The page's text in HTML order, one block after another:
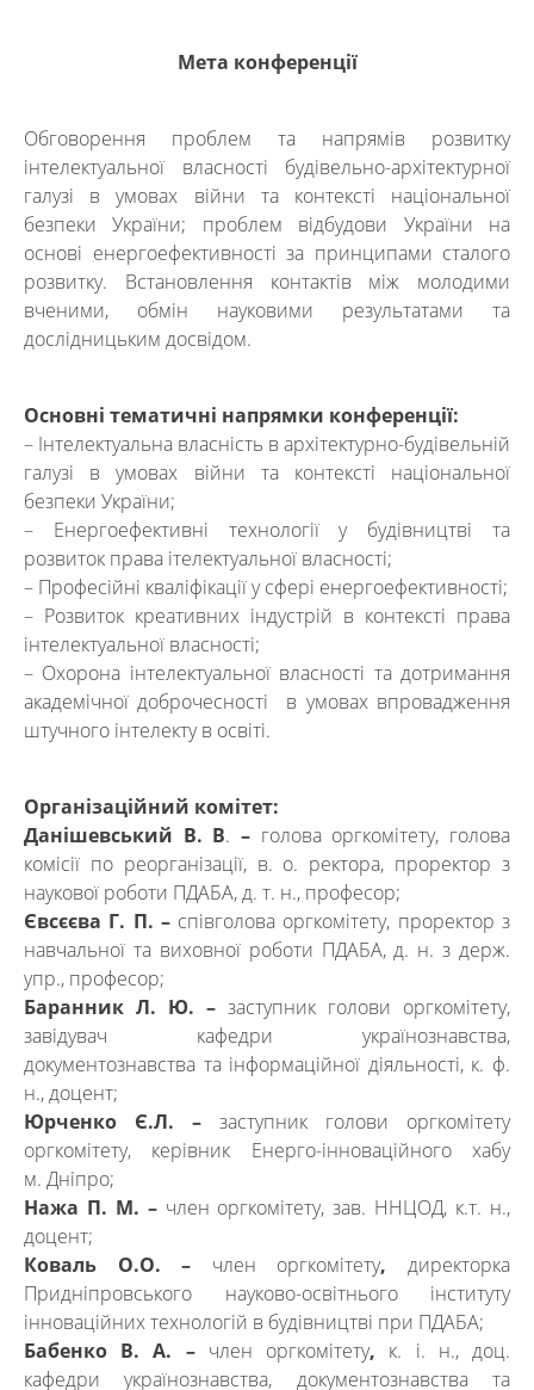
Мета конференції
Обговорення проблем та напрямів розвитку
інтелектуальної власності будівельно-архітектурної
галузі в умовах війни та контексті національної
безпеки України; проблем відбудови України на
основі енергоефективності за принципами сталого
розвитку. Встановлення контактів між молодими
вченими, обмін науковими результатами та
дослідницьким досвідом.
Основні тематичні напрямки конференції:
– Інтелектуальна власність в архітектурно-будівельній
галузі в умовах війни та контексті національної
безпеки України;
– Енергоефективні технології у будівництві та
розвиток права ітелектуальної власності;
– Професійні кваліфікації у сфері енергоефективності;
– Розвиток креативних індустрій в контексті права
інтелектуальної власності;
– Охорона інтелектуальної власності та дотримання
академічної доброчесності в умовах впровадження
штучного інтелекту в освіті.
Організаційний комітет:
Данішевський В. В. – голова оргкомітету, голова
комісії по реорганізації, в. о. ректора, проректор з
наукової роботи ПДАБА, д. т. н., професор;
Євсєєва Г. П. – співголова оргкомітету, проректор з
навчальної та виховної роботи ПДАБА, д. н. з держ.
упр., професор;
Баранник Л. Ю. – заступник голови оргкомітету,
завідувач кафедри українознавства,
документознавства та інформаційної діяльності, к. ф.
н., доцент;
Юрченко Є.Л. – заступник голови оргкомітету
оргкомітету, керівник Енерго-інноваційного хабу
м. Дніпро;
Нажа П. М. – член оргкомітету, зав. ННЦОД, к.т. н.,
доцент;
Коваль О.О. – член оргкомітету, директорка
Придніпровського науково-освітнього інституту
інноваційних технологій в будівництві при ПДАБА;
Бабенко В. А. – член оргкомітету, к. і. н., доц.
кафедри українознавства, документознавства та